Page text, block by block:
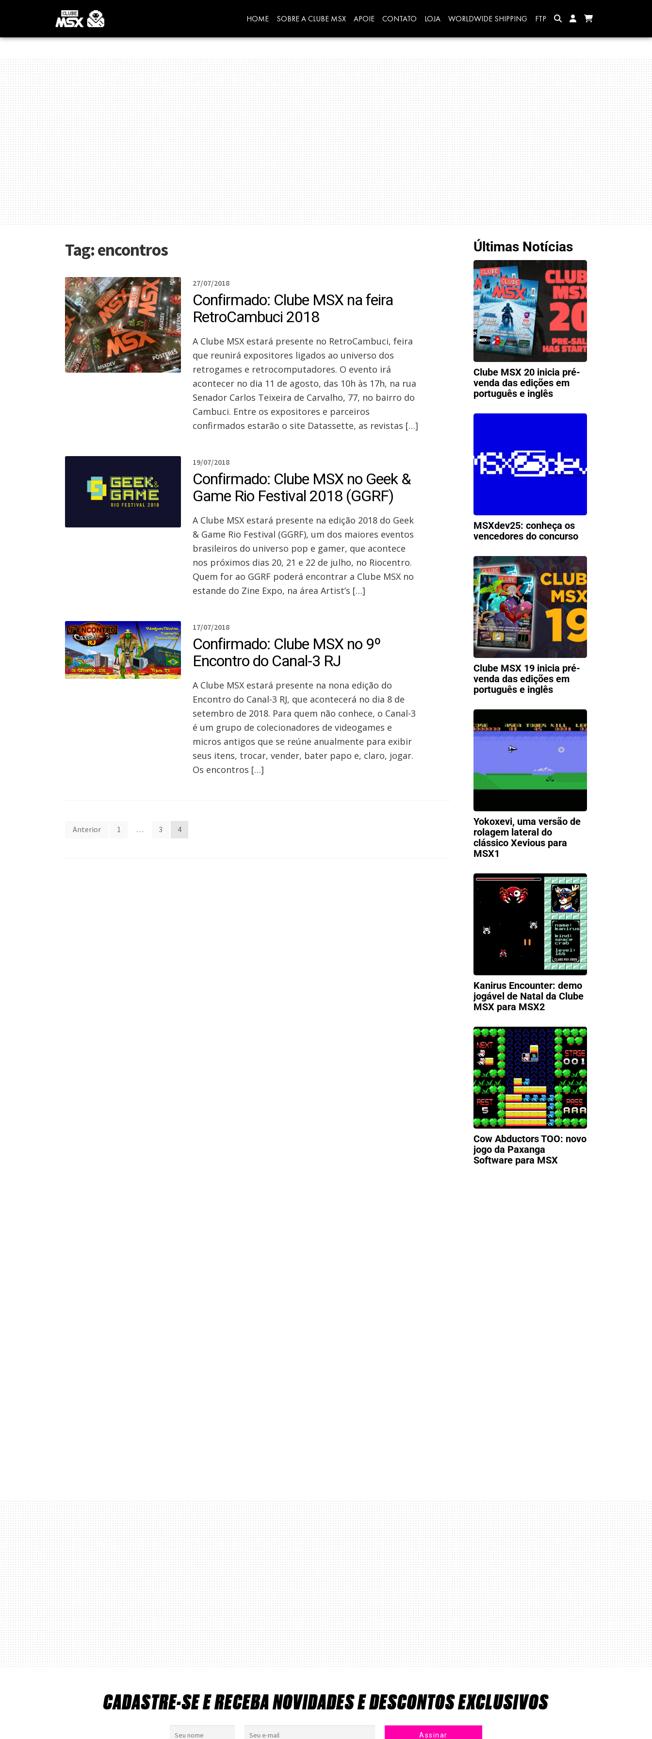
HOME SOBRE A CLUBE MSX APOIE CONTATO LOJA WORLDWIDE SHIPPING FTP
Tag:encontros
27/07/2018
Confirmado: Clube MSX na feira
RetroCambuci 2018
A Clube MSX estará presente no RetroCambuci, feira
que reunirá expositores ligados ao universo dos
retrogames e retrocomputadores. O evento irá
acontecer no dia 11 de agosto, das 10h às 17h, na rua
Senador Carlos Teixeira de Carvalho, 77, no bairro do
Cambuci. Entre os expositores e parceiros
confirmados estarão o site Datassette, as revistas […]
19/07/2018
Confirmado: Clube MSX no Geek &
Game Rio Festival 2018 (GGRF)
A Clube MSX estará presente na edição 2018 do Geek
& Game Rio Festival (GGRF), um dos maiores eventos
brasileiros do universo pop e gamer, que acontece
nos próximos dias 20, 21 e 22 de julho, no Riocentro.
Quem for ao GGRF poderá encontrar a Clube MSX no
estande do Zine Expo, na área Artist’s […]
17/07/2018
Confirmado: Clube MSX no 9º
Encontro do Canal-3 RJ
A Clube MSX estará presente na nona edição do
Encontro do Canal-3 RJ, que acontecerá no dia 8 de
setembro de 2018. Para quem não conhece, o Canal-3
é um grupo de colecionadores de videogames e
micros antigos que se reúne anualmente para exibir
seus itens, trocar, vender, bater papo e, claro, jogar.
Os encontros […]
Paginação
Anterior 1 … 3 4
Últimas Notícias
Clube MSX 20 inicia pré-
venda das edições em
português e inglês
MSXdev25: conheça os
vencedores do concurso
Clube MSX 19 inicia pré-
venda das edições em
português e inglês
Yokoxevi, uma versão de
rolagem lateral do
clássico Xevious para
MSX1
Kanirus Encounter: demo
jogável de Natal da Clube
MSX para MSX2
Cow Abductors TOO: novo
jogo da Paxanga
Software para MSX
CADASTRE-SE E RECEBA NOVIDADES E DESCONTOS EXCLUSIVOS